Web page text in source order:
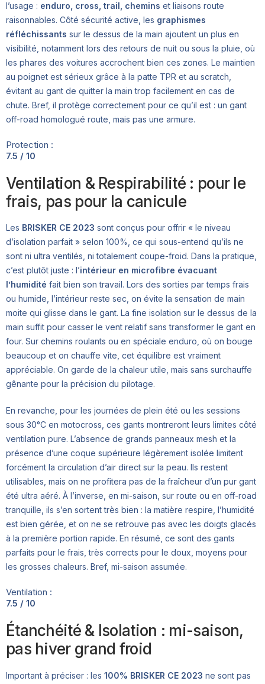
l’usage : enduro, cross, trail, chemins et liaisons route
raisonnables. Côté sécurité active, les graphismes
réfléchissants sur le dessus de la main ajoutent un plus en
visibilité, notamment lors des retours de nuit ou sous la pluie, où
les phares des voitures accrochent bien ces zones. Le maintien
au poignet est sérieux grâce à la patte TPR et au scratch,
évitant au gant de quitter la main trop facilement en cas de
chute. Bref, il protège correctement pour ce qu’il est : un gant
off-road homologué route, mais pas une armure.
Protection :
7.5 / 10
Ventilation & Respirabilité : pour le
frais, pas pour la canicule
Les BRISKER CE 2023 sont conçus pour offrir « le niveau
d’isolation parfait » selon 100%, ce qui sous-entend qu’ils ne
sont ni ultra ventilés, ni totalement coupe-froid. Dans la pratique,
c’est plutôt juste : l’intérieur en microfibre évacuant
l’humidité fait bien son travail. Lors des sorties par temps frais
ou humide, l’intérieur reste sec, on évite la sensation de main
moite qui glisse dans le gant. La fine isolation sur le dessus de la
main suffit pour casser le vent relatif sans transformer le gant en
four. Sur chemins roulants ou en spéciale enduro, où on bouge
beaucoup et on chauffe vite, cet équilibre est vraiment
appréciable. On garde de la chaleur utile, mais sans surchauffe
gênante pour la précision du pilotage.
En revanche, pour les journées de plein été ou les sessions
sous 30°C en motocross, ces gants montreront leurs limites côté
ventilation pure. L’absence de grands panneaux mesh et la
présence d’une coque supérieure légèrement isolée limitent
forcément la circulation d’air direct sur la peau. Ils restent
utilisables, mais on ne profitera pas de la fraîcheur d’un pur gant
été ultra aéré. À l’inverse, en mi-saison, sur route ou en off-road
tranquille, ils s’en sortent très bien : la matière respire, l’humidité
est bien gérée, et on ne se retrouve pas avec les doigts glacés
à la première portion rapide. En résumé, ce sont des gants
parfaits pour le frais, très corrects pour le doux, moyens pour
les grosses chaleurs. Bref, mi-saison assumée.
Ventilation :
7.5 / 10
Étanchéité & Isolation : mi-saison,
pas hiver grand froid
Important à préciser : les 100% BRISKER CE 2023 ne sont pas